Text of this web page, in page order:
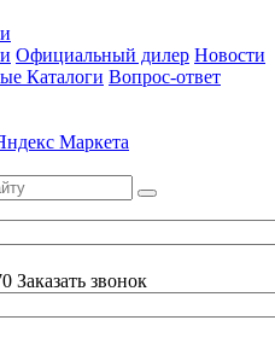
Официальный дилер Новости
Каталоги Вопрос-ответ
Маркета
Заказать звонок